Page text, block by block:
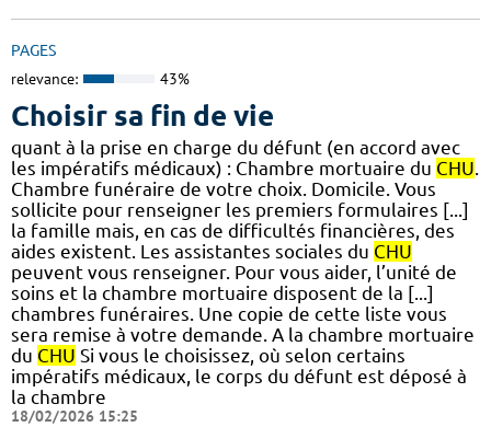
PAGES
relevance: 43%
Choisir sa fin de vie
quant à la prise en charge du défunt (en accord avec
les impératifs médicaux) : Chambre mortuaire du CHU
Chambre funéraire de votre choix. Domicile. Vous
sollicite pour renseigner les premiers formulaires [...]
la famille mais, en cas de difficultés financières, des
aides existent. Les assistantes sociales du CHU
peuvent vous renseigner. Pour vous aider, l’unité de
soins et la chambre mortuaire disposent de la [...]
chambres funéraires. Une copie de cette liste vous
sera remise à votre demande. A la chambre mortuaire
du CHU Si vous le choisissez, où selon certains
impératifs médicaux, le corps du défunt est déposé à
la chambre
18/02/2026 15:25